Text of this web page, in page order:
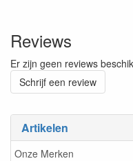
Artikelen
Onze Merken
Reviews
Er zijn geen reviews
Schrijf een review